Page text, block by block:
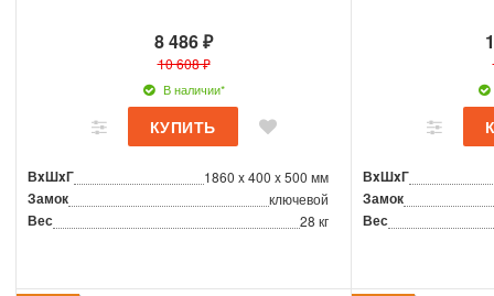
8 486 ₽
10 608 ₽
В наличии*
ВxШxГ 1860 x 400 x 500 мм
Замок ключевой
Вес 28 кг
ВxШxГ
Замок
Вес